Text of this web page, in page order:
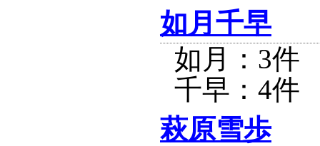
如月千早
如月：3件
千早：4件
萩原雪歩